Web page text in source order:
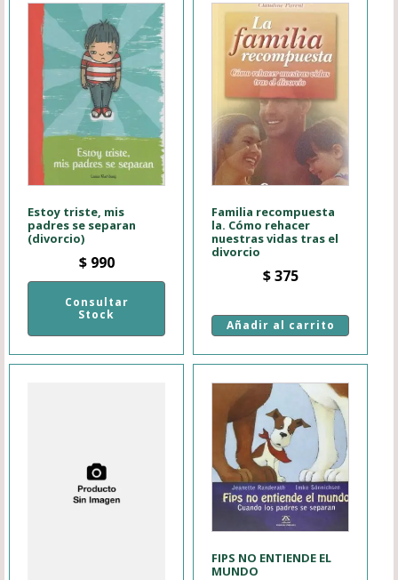
Estoy triste, mis
padres se separan
(divorcio)
$990
Consultar
Stock
Familia recompuesta
la. Cómo rehacer
nuestras vidas tras el
divorcio
$375
Añadir al carrito
FIPS NO ENTIENDE EL
MUNDO